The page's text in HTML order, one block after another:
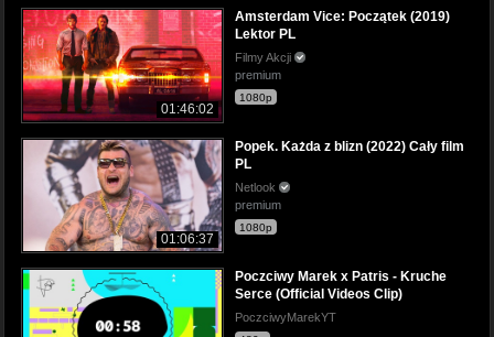
01:46:02
Amsterdam Vice: Początek (2019)
Lektor PL
Filmy Akcji
premium
1080p
01:06:37
Popek. Każda z blizn (2022) Cały film
PL
Netlook
premium
1080p
Poczciwy Marek x Patris - Kruche
Serce (Official Videos Clip)
PoczciwyMarekYT